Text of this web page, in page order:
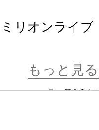
ミリオンライ
ター～成長
もっと見る